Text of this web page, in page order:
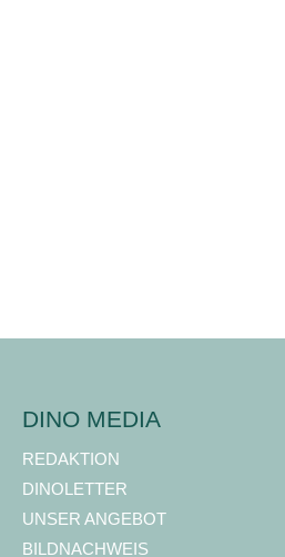
DINO MEDIA
REDAKTION
DINOLETTER
UNSER ANGEBOT
BILDNACHWEIS